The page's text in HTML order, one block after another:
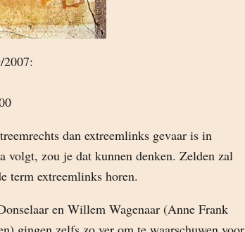
2007:
dan extreemlinks gevaar is in
volgt, zou je dat kunnen denken. Zelden zal
term extreemlinks horen.
en Willem Wagenaar (Anne Frank